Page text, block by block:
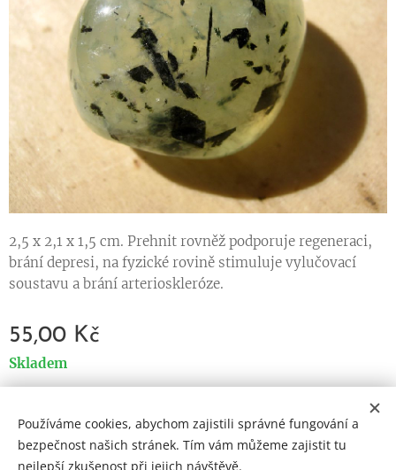
2,5 x 2,1 x 1,5 cm. Prehnit rovněž podporuje regeneraci,
brání depresi, na fyzické rovině stimuluje vylučovací
soustavu a brání arterioskleróze.
55,00 Kč
Skladem
Cookies
Používáme cookies, abychom zajistili správné fungování a
bezpečnost našich stránek. Tím vám můžeme zajistit tu
nejlepší zkušenost při jejich návštěvě.